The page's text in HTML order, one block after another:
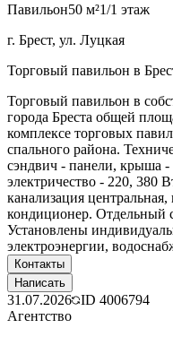
Павильон50 м²1/1 этаж
г. Брест, ул. Луцкая
Торговый павильон в
Торговый павильон в
города Бреста общей
комплексе торговых
спального района.
сэндвич - панели, крыша
электричество - 220, 380
канализация
кондиционер. Отдельный
Установлены
электроэнергии,
Контакты
Написать
31.07.2026 ID 4006794
Агентство